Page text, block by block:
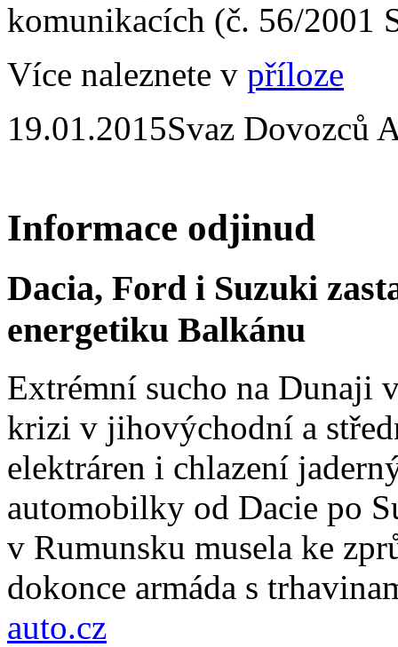
komunikacích (č. 56/2001
Více naleznete v příloze
19.01.2015Svaz Dovozců
Informace odjinud
Dacia, Ford i Suzuki
energetiku Balkánu
Extrémní sucho na Dunaji
krizi v jihovýchodní a
elektráren i chlazení
automobilky od Dacie po
v Rumunsku musela ke
dokonce armáda s
auto.cz